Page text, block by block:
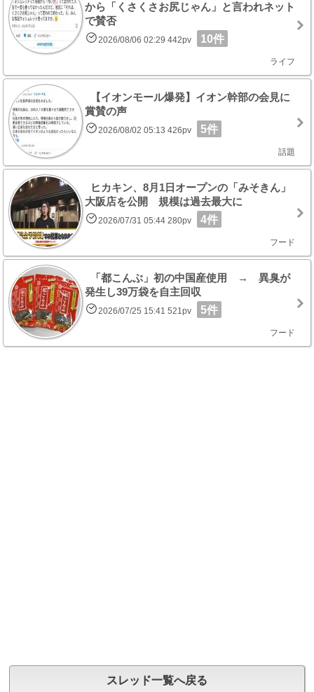
から「くさくさお尻じゃん」と言われネット
で賛否
2026/08/06 02:29 442pv 10件
ライフ
【イオンモール爆発】イオン幹部の会見に
賞賛の声
2026/08/02 05:13 426pv 5件
話題
ヒカキン、8月1日オープンの「みそきん」
大阪店を公開 規模は過去最大に
2026/07/31 05:44 280pv 4件
フード
「都こんぶ」初の中国産使用 → 異臭が
発生し39万袋を自主回収
2026/07/25 15:41 521pv 5件
フード
スレッド一覧へ戻る